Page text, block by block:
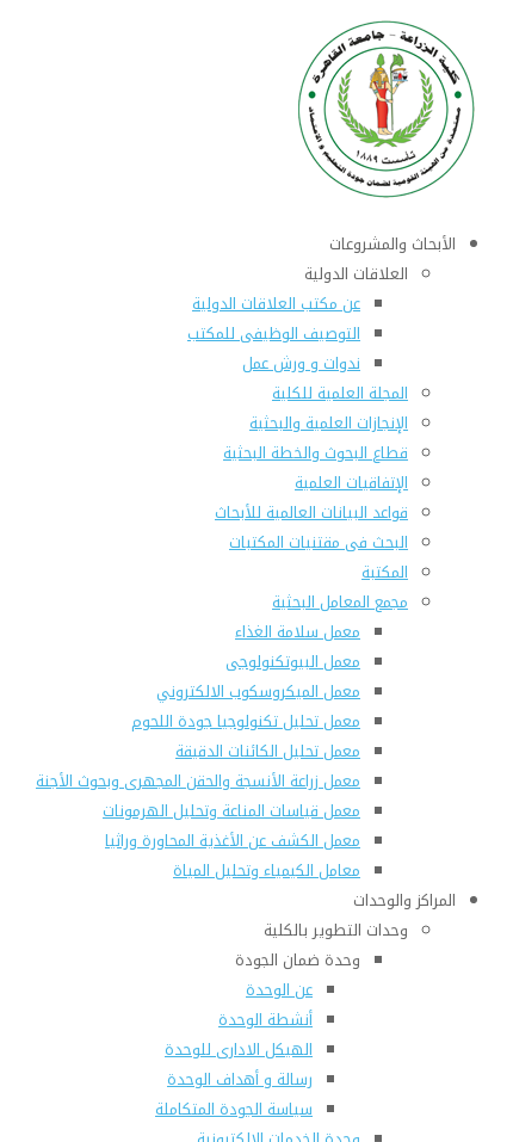
الأبحاث والمشروعات
العلاقات الدولية
عن مكتب العلاقات الدولية
التوصيف الوظيفى للمكتب
ندوات و ورش عمل
المجلة العلمية للكلية
الإنجازات العلمية والبحثية
قطاع البحوث والخطة البحثية
الإتفاقيات العلمية
قواعد البيانات العالمية للأبحاث
البحث فى مقتنيات المكتبات
المكتبة
مجمع المعامل البحثية
معمل سلامة الغذاء
معمل البيوتكنولوجى
معمل الميكروسكوب الالكتروني
معمل تحليل تكنولوجيا جودة اللحوم
معمل تحليل الكائنات الدقيقة
معمل زراعة الأنسجة والحقن المجهرى وبحوث الأجنة
معمل قياسات المناعة وتحليل الهرمونات
معمل الكشف عن الأغذية المحاورة وراثيا
معامل الكيمياء وتحليل المياة
المراكز والوحدات
وحدات التطوير بالكلية
وحدة ضمان الجودة
عن الوحدة
أنشطة الوحدة
الهيكل الادارى للوحدة
رسالة و أهداف الوحدة
سياسة الجودة المتكاملة